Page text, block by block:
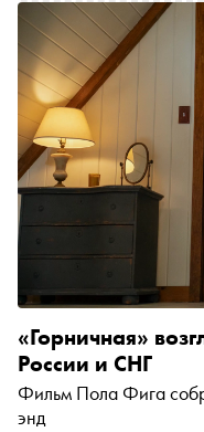
кровь, грех и веселую
«Горничная»
России и СНГ
Фильм Пола Фига
энд